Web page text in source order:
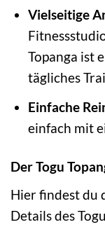
Vielseitige
Topanga ist
tägliches
Einfache
einfach mit
Der Togu
Hier findest du
Details des